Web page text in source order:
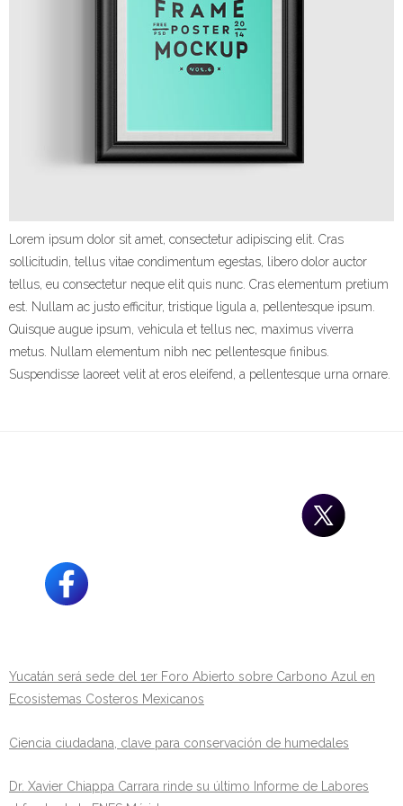
Lorem ipsum dolor sit amet, consectetur adipiscing elit. Cras
sollicitudin, tellus vitae condimentum egestas, libero dolor auctor
tellus, eu consectetur neque elit quis nunc. Cras elementum pretium
est. Nullam ac justo efficitur, tristique ligula a, pellentesque ipsum.
Quisque augue ipsum, vehicula et tellus nec, maximus viverra
metus. Nullam elementum nibh nec pellentesque finibus.
Suspendisse laoreet velit at eros eleifend, a pellentesque urna ornare.
Yucatán será sede del 1er Foro Abierto sobre Carbono Azul en
Ecosistemas Costeros Mexicanos
Ciencia ciudadana, clave para conservación de humedales
Dr. Xavier Chiappa Carrara rinde su último Informe de Labores